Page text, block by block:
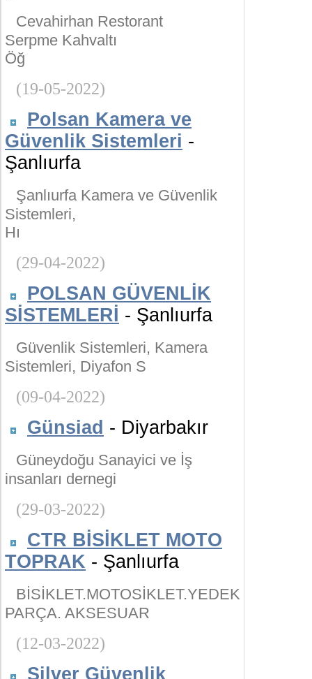
Cevahirhan Restorant
Serpme Kahvaltı
Öğ
(19-05-2022)
Polsan Kamera ve
Güvenlik Sistemleri -
Şanlıurfa
Şanlıurfa Kamera ve Güvenlik
Sistemleri,
Hı
(29-04-2022)
POLSAN GÜVENLİK
SİSTEMLERİ - Şanlıurfa
Güvenlik Sistemleri, Kamera
Sistemleri, Diyafon S
(09-04-2022)
Günsiad - Diyarbakır
Güneydoğu Sanayici ve İş
insanları dernegi
(29-03-2022)
CTR BİSİKLET MOTO
TOPRAK - Şanlıurfa
BİSİKLET.MOTOSİKLET.YEDEK
PARÇA. AKSESUAR
(12-03-2022)
Silver Güvenlik